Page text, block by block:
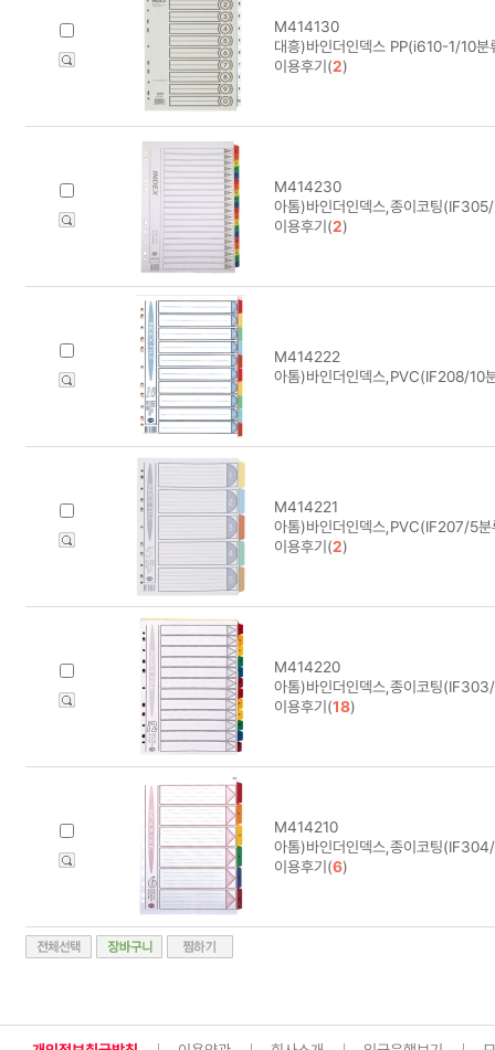
M414130
대흥)바인더인덱스 PP(i610-1/10분
이용후기(2)
M414230
아톰)바인더인덱스,종이코팅
이용후기(2)
M414222
아톰)바인더인덱스,PVC(IF208/10
M414221
아톰)바인더인덱스,PVC(IF207/5
이용후기(2)
M414220
아톰)바인더인덱스,종이코팅
이용후기(18)
M414210
아톰)바인더인덱스,종이코팅
이용후기(6)